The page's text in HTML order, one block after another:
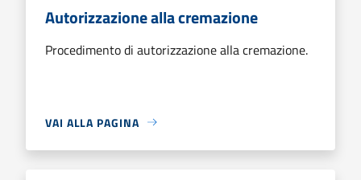
Autorizzazione alla cremazione
Procedimento di autorizzazione alla cremazione.
VAI ALLA PAGINA